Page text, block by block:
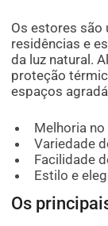
Os estores são
residências e
da luz natural.
proteção
espaços
Melhoria
Variedade
Facilidade
Estilo e
Os